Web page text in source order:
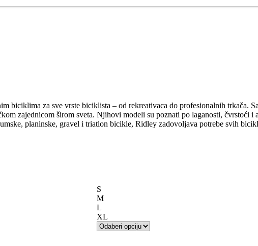
biciklima za sve vrste biciklista – od rekreativaca do profesionalnih trkača.
zajednicom širom sveta. Njihovi modeli su poznati po laganosti, čvrstoći
planinske, gravel i triatlon bicikle, Ridley zadovoljava potrebe svih
S
M
L
XL